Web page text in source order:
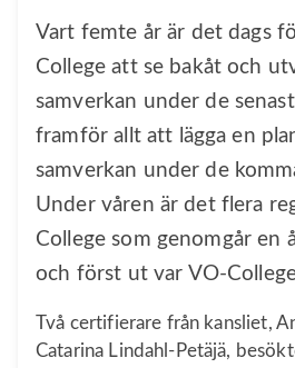
Vart femte år är det dags
College att se bakåt och
samverkan under de
framför allt att lägga en
samverkan under de
Under våren är det flera
College som genomgår en
och först ut var VO-
Två certifierare från kansliet,
Catarina Lindahl-Petäjä,